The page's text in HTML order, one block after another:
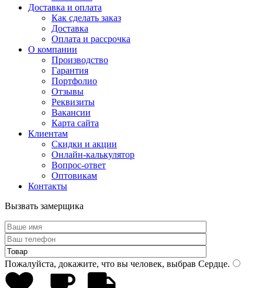
Доставка и оплата
Как сделать заказ
Доставка
Оплата и рассрочка
О компании
Производство
Гарантия
Портфолио
Отзывы
Реквизиты
Вакансии
Карта сайта
Клиентам
Скидки и акции
Онлайн-калькулятор
Вопрос-ответ
Оптовикам
Контакты
Вызвать замерщика
Пожалуйста, докажите, что вы человек, выбрав Сердце.